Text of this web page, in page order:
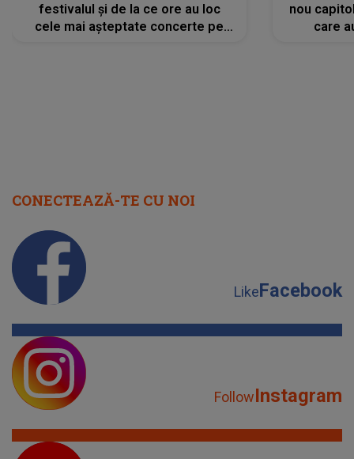
festivalul și de la ce ore au loc
cele mai așteptate concerte pe
nou
care
CONECTEAZĂ-TE CU NOI
LikeFacebook
FollowInstagram